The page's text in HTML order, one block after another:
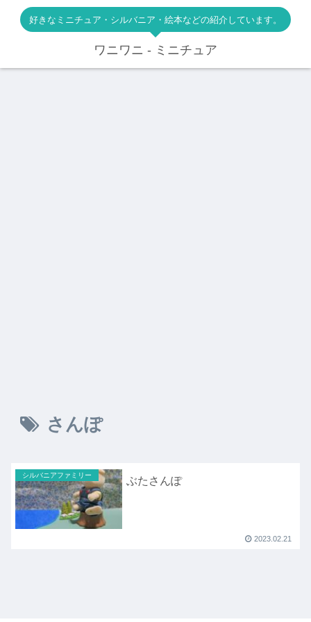
好きなミニチュア・シルバニア・絵本などの紹介しています。
ワニワニ - ミニチュア
さんぽ
シルバニアファミリー ぶたさんぽ
2023.02.21